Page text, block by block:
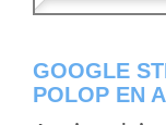
GOOGLE
POLOP EN